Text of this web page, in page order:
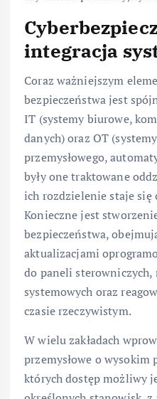
integracja
Coraz ważniejszym
bezpieczeństwa jest
IT (systemy biurowe,
danych) oraz OT
przemysłowego,
były one traktowane
ich rozdzielenie staje się
Konieczne jest
bezpieczeństwa,
aktualizacjami
do paneli
systemowych oraz
czasie rzeczywistym.
W wielu zakładach
przemysłowe o
których dostęp możliwy